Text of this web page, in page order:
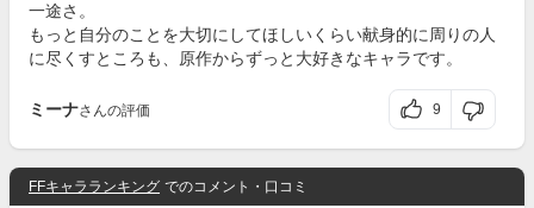
一途さ。
もっと自分のことを大切にしてほしいくらい献身的に周りの人
に尽くすところも、原作からずっと大好きなキャラです。
ミーナさんの評価 9
FFキャラランキング でのコメント・口コミ